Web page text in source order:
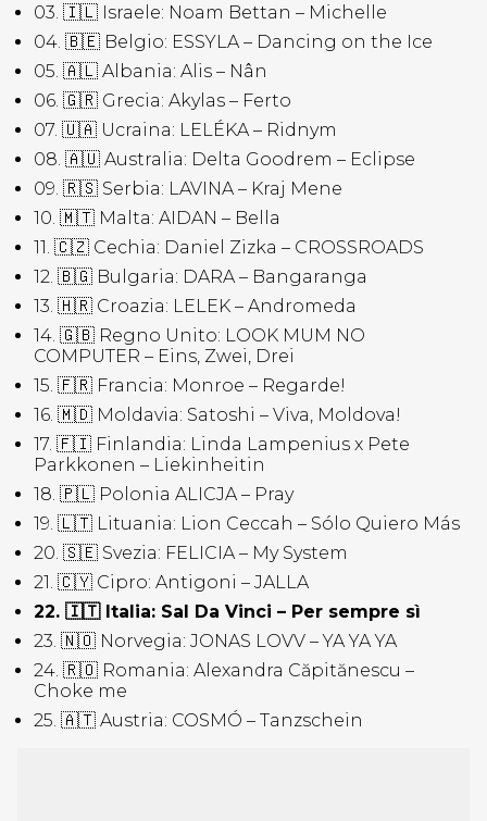
03. 🇮🇱 Israele: Noam Bettan – Michelle
04. 🇧🇪 Belgio: ESSYLA – Dancing on the Ice
05. 🇦🇱 Albania: Alis – Nân
06. 🇬🇷 Grecia: Akylas – Ferto
07. 🇺🇦 Ucraina: LELÉKA – Ridnym
08. 🇦🇺 Australia: Delta Goodrem – Eclipse
09. 🇷🇸 Serbia: LAVINA – Kraj Mene
10. 🇲🇹 Malta: AIDAN – Bella
11. 🇨🇿 Cechia: Daniel Zizka – CROSSROADS
12. 🇧🇬 Bulgaria: DARA – Bangaranga
13. 🇭🇷 Croazia: LELEK – Andromeda
14. 🇬🇧 Regno Unito: LOOK MUM NO
COMPUTER – Eins, Zwei, Drei
15. 🇫🇷 Francia: Monroe – Regarde!
16. 🇲🇩 Moldavia: Satoshi – Viva, Moldova!
17. 🇫🇮 Finlandia: Linda Lampenius x Pete
Parkkonen – Liekinheitin
18. 🇵🇱 Polonia ALICJA – Pray
19. 🇱🇹 Lituania: Lion Ceccah – Sólo Quiero Más
20. 🇸🇪 Svezia: FELICIA – My System
21. 🇨🇾 Cipro: Antigoni – JALLA
22. 🇮🇹 Italia: Sal Da Vinci – Per sempre sì
23. 🇳🇴 Norvegia: JONAS LOVV – YA YA YA
24. 🇷🇴 Romania: Alexandra Căpitănescu –
Choke me
25. 🇦🇹 Austria: COSMÓ – Tanzschein